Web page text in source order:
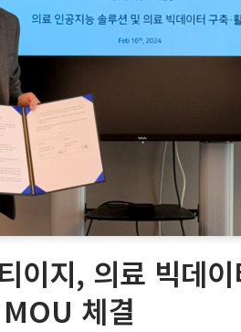
이지, 의료 빅데
체결